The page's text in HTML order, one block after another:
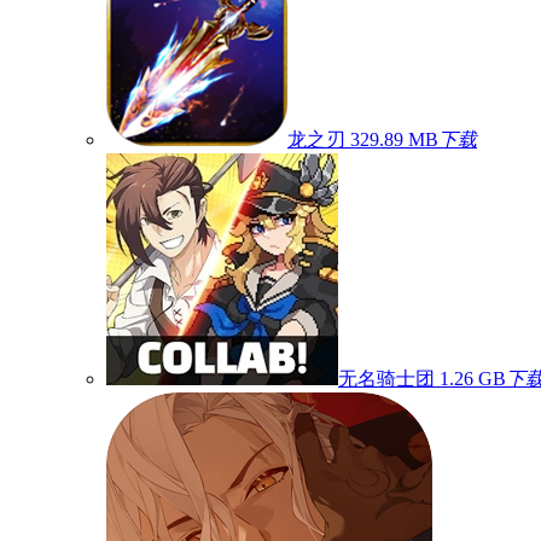
龙之刃 329.89 MB 下载
无名骑士团 1.26 GB 下